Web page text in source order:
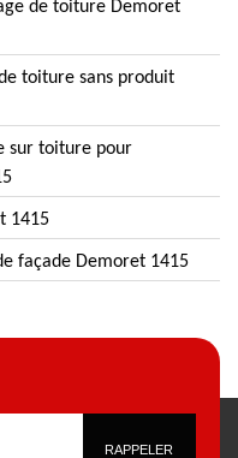
de toiture Demoret
toiture sans produit
sur toiture pour
1415
façade Demoret 1415